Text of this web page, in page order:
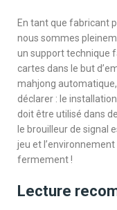
En tant que fabricant
nous sommes
un support technique
cartes dans le but
mahjong
déclarer : le
doit être utilisé dans
le brouilleur de signal
jeu et
fermement !
Lecture